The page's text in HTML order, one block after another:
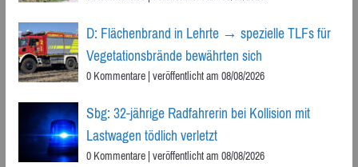
D: Flächenbrand in Lehrte → spezielle TLFs für
Vegetationsbrände bewährten sich
0 Kommentare|veröffentlicht am 08/08/2026
Sbg: 32-jährige Radfahrerin bei Kollision mit
Lastwagen tödlich verletzt
0 Kommentare|veröffentlicht am 08/08/2026